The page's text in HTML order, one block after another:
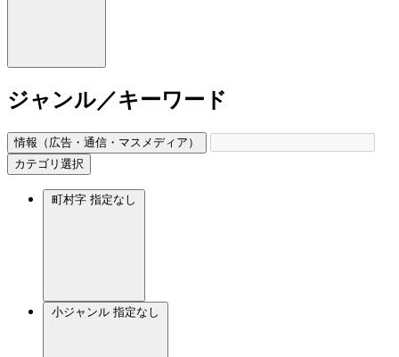
ジャンル／キーワード
情報（広告・通信・マスメディア）
カテゴリ選択
町村字 指定なし
小ジャンル 指定なし